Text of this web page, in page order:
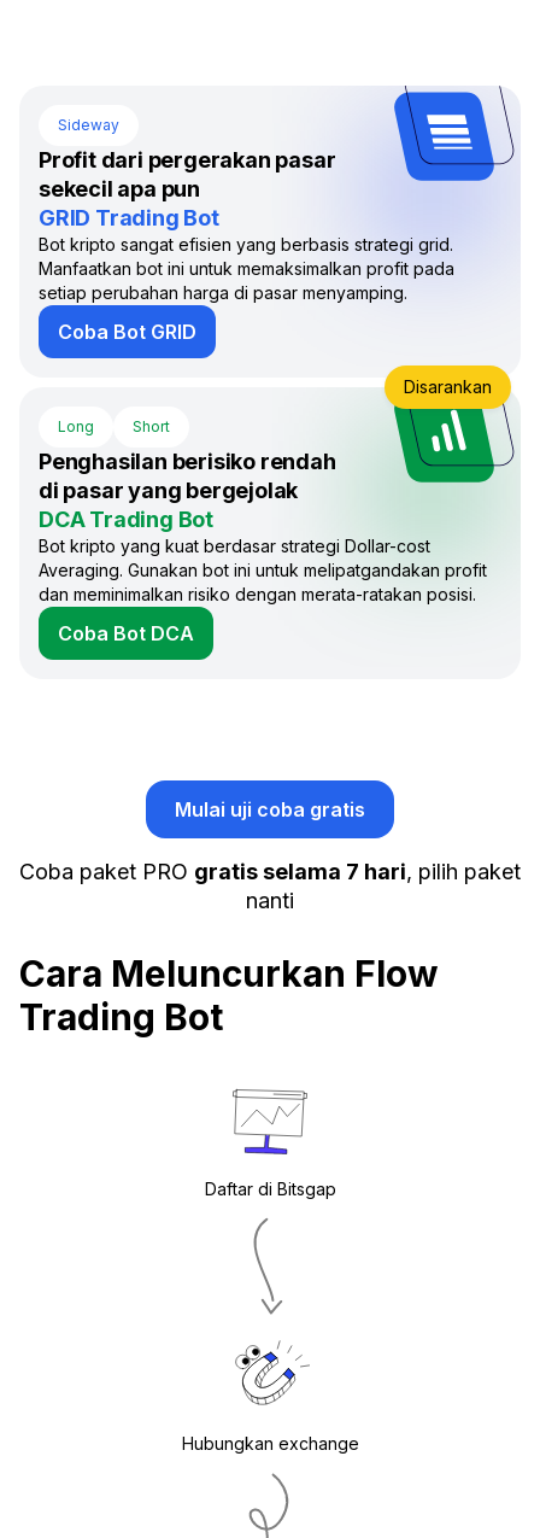
Sideway
Profit dari pergerakan pasar
sekecil apa pun
GRID Trading Bot
Bot kripto sangat efisien yang berbasis strategi grid.
Manfaatkan bot ini untuk memaksimalkan profit pada
setiap perubahan harga di pasar menyamping.
Coba Bot GRID
Long Short
Penghasilan berisiko rendah
di pasar yang bergejolak
DCA Trading Bot
Bot kripto yang kuat berdasar strategi Dollar-cost
Averaging. Gunakan bot ini untuk melipatgandakan profit
dan meminimalkan risiko dengan merata-ratakan posisi.
Coba Bot DCA
Disarankan
Mulai uji coba gratis
Coba paket PRO gratis selama 7 hari, pilih paket
nanti
Cara Meluncurkan Flow
Trading Bot
Daftar di Bitsgap
Hubungkan exchange